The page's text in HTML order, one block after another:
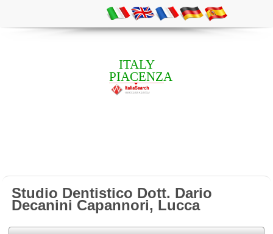
ITALY
PIACENZA
Studio Dentistico Dott. Dario
Decanini Capannori, Lucca